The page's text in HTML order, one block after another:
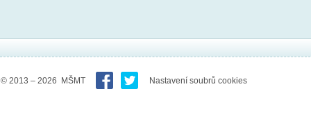
© 2013 – 2026 MŠMT Nastavení soubrů cookies